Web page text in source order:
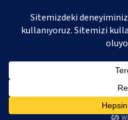
AVRASYA VOLEYBOL LIGI 2021 | AVRASYA
TÜM